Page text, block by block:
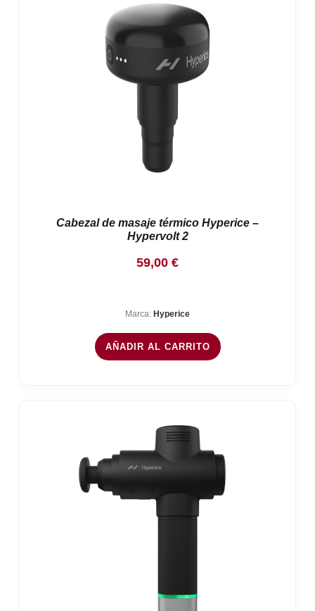
Cabezal de masaje térmico Hyperice –
Hypervolt 2
59,00 €
Marca: Hyperice
AÑADIR AL CARRITO